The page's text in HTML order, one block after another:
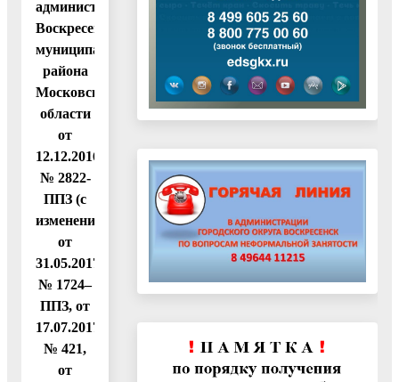
администрации
Воскресенского
муниципального
района
Московской
области
от
12.12.2016
№ 2822-
ППЗ (с
изменениями
от
31.05.2017
№ 1724–
ППЗ, от
17.07.2017
№ 421,
от